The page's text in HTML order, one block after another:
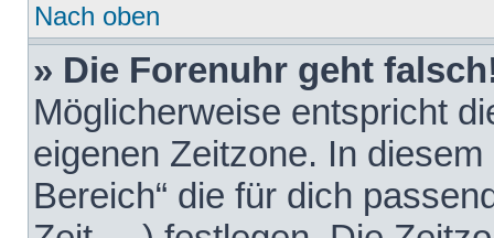
Nach oben
» Die Forenuhr geht
Möglicherweise entspricht
eigenen Zeitzone. In
Bereich“ die für dich